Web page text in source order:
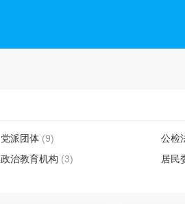
党派团体 (9) 公检
政治教育机构 (3) 居民